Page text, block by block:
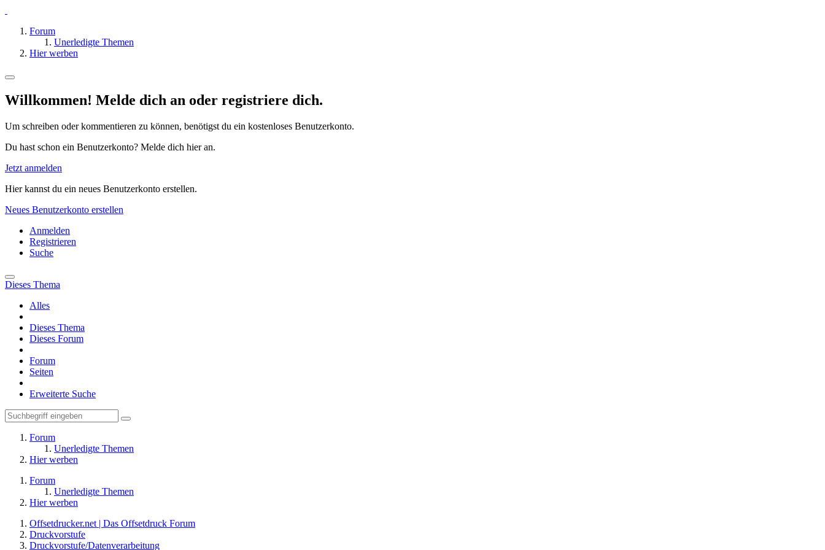
Forum
Unerledigte Themen
Hier werben
Willkommen! Melde dich an oder registriere dich.
Um schreiben oder kommentieren zu können, benötigst du ein kostenloses Benutzerkonto.
Du hast schon ein Benutzerkonto? Melde dich hier an.
Jetzt anmelden
Hier kannst du ein neues Benutzerkonto erstellen.
Neues Benutzerkonto erstellen
Anmelden
Registrieren
Suche
Dieses Thema
Alles
Dieses Thema
Dieses Forum
Forum
Seiten
Erweiterte Suche
Forum
Unerledigte Themen
Hier werben
Forum
Unerledigte Themen
Hier werben
Offsetdrucker.net | Das Offsetdruck Forum
Druckvorstufe
Druckvorstufe/Datenverarbeitung